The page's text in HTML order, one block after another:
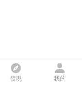
發現 我的